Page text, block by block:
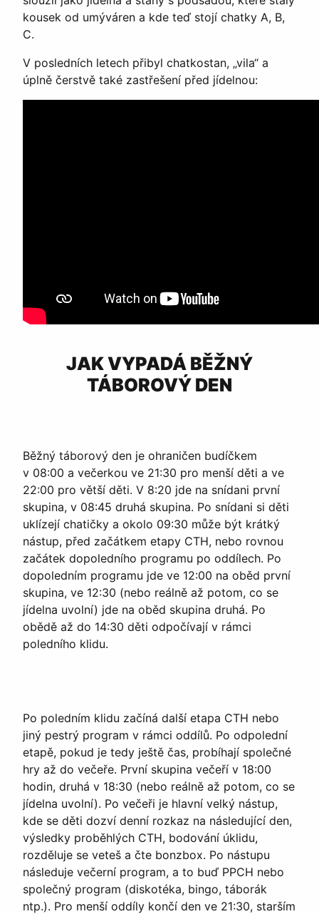
kousek od umýváren a kde teď stojí chatky A, B,
C.
V posledních letech přibyl chatkostan, „vila“ a
úplně čerstvě také zastřešení před jídelnou:
JAK VYPADÁ BĚŽNÝ
TÁBOROVÝ DEN
Běžný táborový den je ohraničen budíčkem
v 08:00 a večerkou ve 21:30 pro menší děti a ve
22:00 pro větší děti. V 8:20 jde na snídani první
skupina, v 08:45 druhá skupina. Po snídani si děti
uklízejí chatičky a okolo 09:30 může být krátký
nástup, před začátkem etapy CTH, nebo rovnou
začátek dopoledního programu po oddílech. Po
dopoledním programu jde ve 12:00 na oběd první
skupina, ve 12:30 (nebo reálně až potom, co se
jídelna uvolní) jde na oběd skupina druhá. Po
obědě až do 14:30 děti odpočívají v rámci
poledního klidu.
Po poledním klidu začíná další etapa CTH nebo
jiný pestrý program v rámci oddílů. Po odpolední
etapě, pokud je tedy ještě čas, probíhají společné
hry až do večeře. První skupina večeří v 18:00
hodin, druhá v 18:30 (nebo reálně až potom, co se
jídelna uvolní). Po večeři je hlavní velký nástup,
kde se děti dozví denní rozkaz na následující den,
výsledky proběhlých CTH, bodování úklidu,
rozděluje se veteš a čte bonzbox. Po nástupu
následuje večerní program, a to buď PPCH nebo
společný program (diskotéka, bingo, táborák
ntp.). Pro menší oddíly končí den ve 21:30, starším